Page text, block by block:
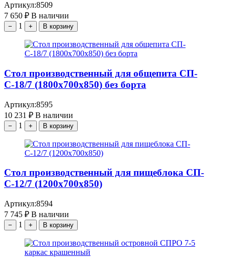
Артикул:8509
7 650 ₽ В наличии
− 1 + В корзину
Стол производственный для общепита СП-
С-18/7 (1800х700х850) без борта
Артикул:8595
10 231 ₽ В наличии
− 1 + В корзину
Стол производственный для пищеблока СП-
С-12/7 (1200х700х850)
Артикул:8594
7 745 ₽ В наличии
− 1 + В корзину